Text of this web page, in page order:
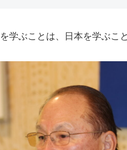
学ぶことは、日本を学ぶこ